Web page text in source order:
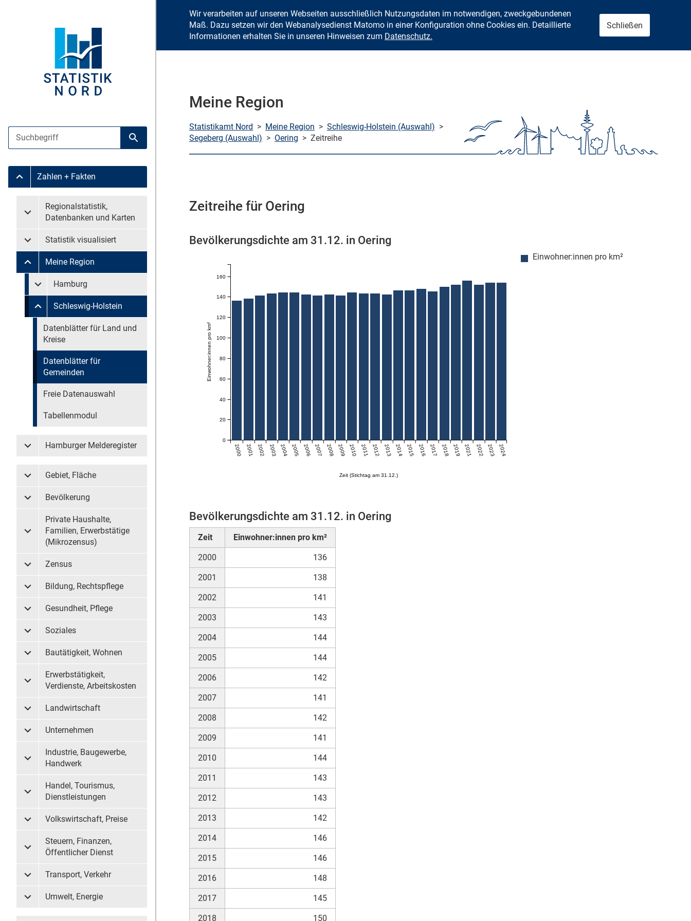
Zum Inhalt springen
Suche
Suche starten
Untermenü Zahlen + Fakten
Zahlen + Fakten
Untermenü überspringen
Untermenü Regionalstatistik, Datenbanken und Karten
Regionalstatistik,
Datenbanken und Karten
Untermenü Statistik visualisiert
Statistik visualisiert
Untermenü Meine Region
Meine Region
Untermenü überspringen
Untermenü Meine Region Hamburg
Hamburg
Untermenü Meine Region Schleswig-Holstein
Schleswig-Holstein
Untermenü überspringen
Datenblätter für Land und
Kreise
Datenblätter für
Gemeinden
Freie Datenauswahl
Tabellenmodul
Untermenü Hamburger Melderegister
Hamburger Melderegister
Untermenü Gebiet, Fläche
Gebiet, Fläche
Untermenü Bevölkerung
Bevölkerung
Untermenü Private Haushalte, Familien, Erwerbstätige (Mikrozensus)
Private Haushalte,
Familien, Erwerbstätige
(Mikrozensus)
Untermenü Zensus
Zensus
Untermenü Bildung, Rechtspflege
Bildung, Rechtspflege
Untermenü Gesundheit, Pflege
Gesundheit, Pflege
Untermenü Soziales
Soziales
Untermenü Bautätigkeit, Wohnen
Bautätigkeit, Wohnen
Untermenü Erwerbstätigkeit, Verdienste, Arbeitskosten
Erwerbstätigkeit,
Verdienste, Arbeitskosten
Untermenü Landwirtschaft
Landwirtschaft
Untermenü Unternehmen
Unternehmen
Untermenü Industrie, Baugewerbe, Handwerk
Industrie, Baugewerbe,
Handwerk
Untermenü Handel, Tourismus, Dienstleistungen
Handel, Tourismus,
Dienstleistungen
Untermenü Volkswirtschaft, Preise
Volkswirtschaft, Preise
Untermenü Steuern, Finanzen, Öffentlicher Dienst
Steuern, Finanzen,
Öffentlicher Dienst
Untermenü Transport, Verkehr
Transport, Verkehr
Untermenü Umwelt, Energie
Umwelt, Energie
Wir verarbeiten auf unseren Webseiten ausschließlich Nutzungsdaten im notwendigen, zweckgebundenen
Maß. Dazu setzen wir den Webanalysedienst Matomo in einer Konfiguration ohne Cookies ein. Detaillierte
Informationen erhalten Sie in unseren Hinweisen zum Datenschutz.
Schließen
Meine Region
Statistikamt Nord > Meine Region > Schleswig-Holstein (Auswahl) >
Segeberg (Auswahl) > Oering > Zeitreihe
Zeitreihe für Oering
Bevölkerungsdichte am 31.12. in Oering
Einwohner:innen pro km²
Zeit (Stichtag am 31.12.)
2000 2001 2002 2003 2004 2005 2006 2007 2008 2009 2010 2011 2012 2013 2014 2015 2016 2017 2018 2019 2021 2022 2023 2024
Einwohner:innen pro km²
0
20
40
60
80
100
120
140
160
Bevölkerungsdichte am 31.12. in Oering
Zeit Einwohner:innen pro km²
2000 136
2001 138
2002 141
2003 143
2004 144
2005 144
2006 142
2007 141
2008 142
2009 141
2010 144
2011 143
2012 143
2013 142
2014 146
2015 146
2016 148
2017 145
2018 150